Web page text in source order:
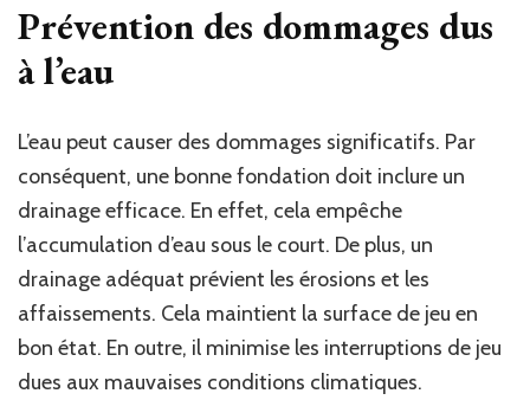
Prévention des dommages dus
à l’eau
L’eau peut causer des dommages significatifs. Par
conséquent, une bonne fondation doit inclure un
drainage efficace. En effet, cela empêche
l’accumulation d’eau sous le court. De plus, un
drainage adéquat prévient les érosions et les
affaissements. Cela maintient la surface de jeu en
bon état. En outre, il minimise les interruptions de jeu
dues aux mauvaises conditions climatiques.